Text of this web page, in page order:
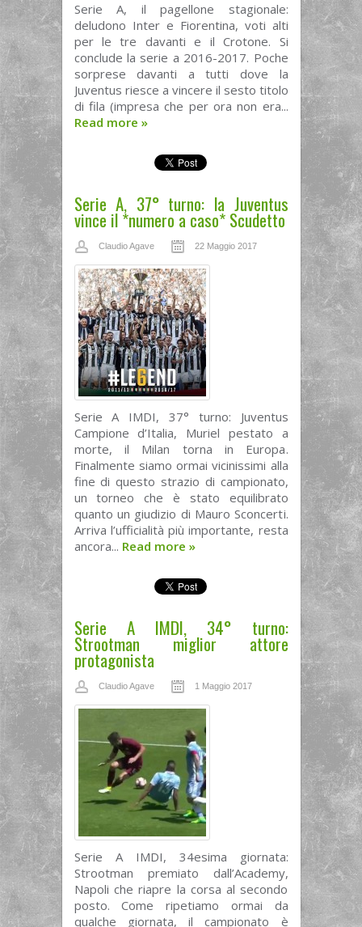
Serie A, il pagellone stagionale:
deludono Inter e Fiorentina, voti alti
per le tre davanti e il Crotone. Si
conclude la serie a 2016-2017. Poche
sorprese davanti a tutti dove la
Juventus riesce a vincere il sesto titolo
di fila (impresa che per ora non era...
Read more »
Serie A, 37° turno: la Juventus
vince il *numero a caso* Scudetto
Claudio Agave 22 Maggio 2017
Serie A IMDI, 37° turno: Juventus
Campione d’Italia, Muriel pestato a
morte, il Milan torna in Europa.
Finalmente siamo ormai vicinissimi alla
fine di questo strazio di campionato,
un torneo che è stato equilibrato
quanto un giudizio di Mauro Sconcerti.
Arriva l’ufficialità più importante, resta
ancora... Read more »
Serie A IMDI, 34° turno:
Strootman miglior attore
protagonista
Claudio Agave 1 Maggio 2017
Serie A IMDI, 34esima giornata:
Strootman premiato dall’Academy,
Napoli che riapre la corsa al secondo
posto. Come ripetiamo ormai da
qualche giornata, il campionato è